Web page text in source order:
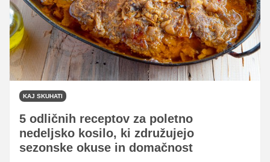
KAJ SKUHATI
5 odličnih receptov za poletno
nedeljsko kosilo, ki združujejo
sezonske okuse in domačnost